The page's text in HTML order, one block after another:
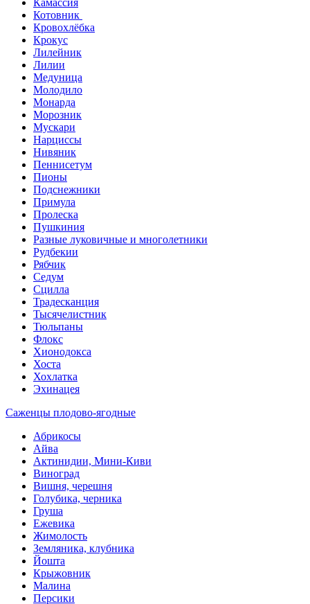
Камассия
Котовник
Кровохлёбка
Крокус
Лилейник
Лилии
Медуница
Молодило
Монарда
Морозник
Мускари
Нарциссы
Нивяник
Пеннисетум
Пионы
Подснежники
Примула
Пролеска
Пушкиния
Разные луковичные и многолетники
Рудбекии
Рябчик
Седум
Сцилла
Традесканция
Тысячелистник
Тюльпаны
Флокс
Хионодокса
Хоста
Хохлатка
Эхинацея
Саженцы плодово-ягодные
Абрикосы
Айва
Актинидии, Мини-Киви
Виноград
Вишня, черешня
Голубика, черника
Груша
Ежевика
Жимолость
Земляника, клубника
Йошта
Крыжовник
Малина
Персики